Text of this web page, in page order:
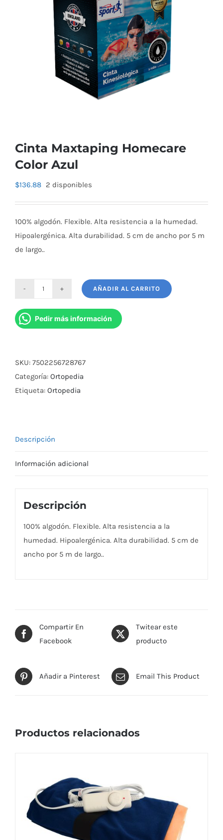
Cinta Maxtaping Homecare
Color Azul
$136.88 2 disponibles
100% algodón. Flexible. Alta resistencia a la humedad.
Hipoalergénica. Alta durabilidad. 5 cm de ancho por 5 m
de largo..
Maxtaping
Homecare
cantidad
AÑADIR AL CARRITO
Pedir más información
SKU: 7502256728767
Categoría: Ortopedia
Etiqueta: Ortopedia
Descripción
Información adicional
Descripción
100% algodón. Flexible. Alta resistencia a la
humedad. Hipoalergénica. Alta durabilidad. 5 cm de
ancho por 5 m de largo..
Compartir En
Facebook
Twitear este
producto
Añadir a Pinterest Email This Product
Productos relacionados